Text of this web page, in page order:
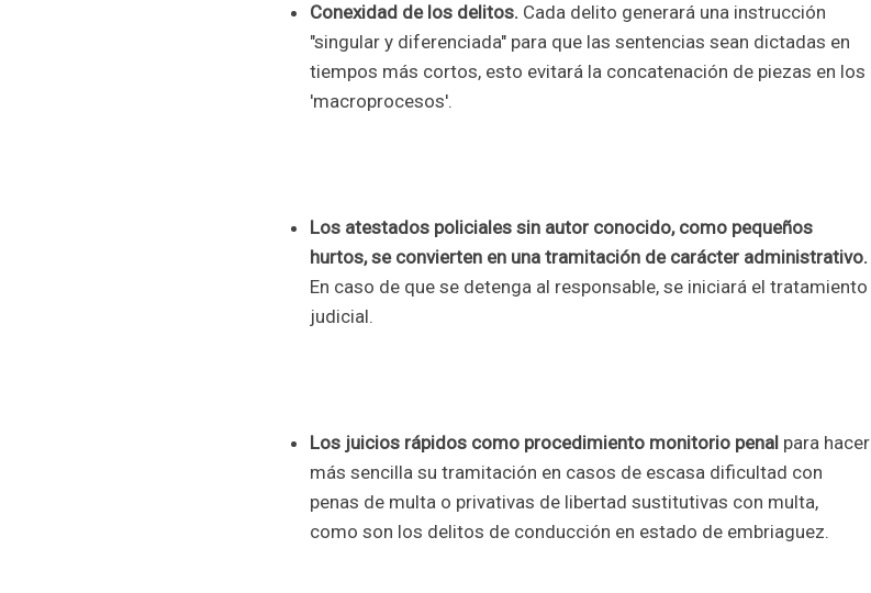
Conexidad de los delitos. Cada delito generará una instrucción
"singular y diferenciada" para que las sentencias sean dictadas en
tiempos más cortos, esto evitará la concatenación de piezas en los
'macroprocesos'.
Los atestados policiales sin autor conocido, como pequeños
hurtos, se convierten en una tramitación de carácter administrativo.
En caso de que se detenga al responsable, se iniciará el tratamiento
judicial.
Los juicios rápidos como procedimiento monitorio penal para hacer
más sencilla su tramitación en casos de escasa dificultad con
penas de multa o privativas de libertad sustitutivas con multa,
como son los delitos de conducción en estado de embriaguez.